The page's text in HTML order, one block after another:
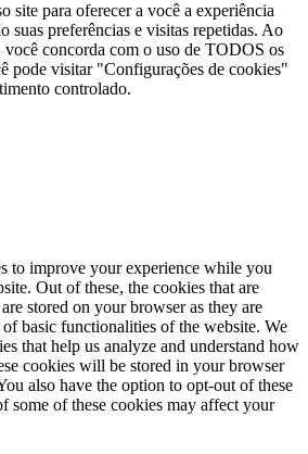
site para oferecer a você a experiência
suas preferências e visitas repetidas. Ao
concorda com o uso de TODOS os
pode visitar "Configurações de cookies"
controlado.
to improve your experience while you
Out of these, the cookies that are
stored on your browser as they are
basic functionalities of the website. We
that help us analyze and understand how
cookies will be stored in your browser
also have the option to opt-out of these
some of these cookies may affect your